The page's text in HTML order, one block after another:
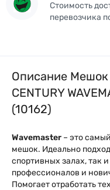
Стоимость
перевозчика
Описание Мешок
CENTURY
(10162)
Wavemaster – это
мешок. Идеально
спортивных залах, так
профессионалов и
Помогает отработать